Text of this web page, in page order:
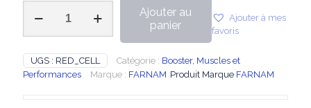
Red
Cell
Ajouter au
panier
Ajouter à mes
favoris
UGS : RED_CELL Catégorie : Booster, Muscles et
Performances
Marque : FARNAM Produit Marque FARNAM